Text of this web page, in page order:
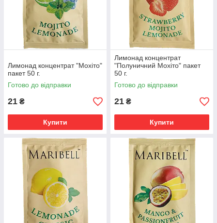
Лимонад концентрат "Мохіто"
пакет 50 г.
Готово до відправки
21 ₴
Купити
Лимонад концентрат
"Полуничний Мохіто" пакет
50 г.
Готово до відправки
21 ₴
Купити